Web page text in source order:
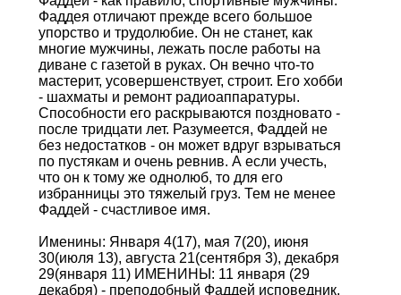
Фаддея отличают прежде всего большое
упорство и трудолюбие. Он не станет, как
многие мужчины, лежать после работы на
диване с газетой в руках. Он вечно что-то
мастерит, усовершенствует, строит. Его хобби
- шахматы и ремонт радиоаппаратуры.
Способности его раскрываются поздновато -
после тридцати лет. Разумеется, Фаддей не
без недостатков - он может вдруг взрываться
по пустякам и очень ревнив. А если учесть,
что он к тому же однолюб, то для его
избранницы это тяжелый груз. Тем не менее
Фаддей - счастливое имя.
Именины: Января 4(17), мая 7(20), июня
30(июля 13), августа 21(сентября 3), декабря
29(января 11) ИМЕНИНЫ: 11 января (29
декабря) - преподобный Фаддей исповедник.